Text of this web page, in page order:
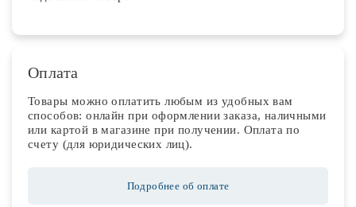
Оплата
Товары можно оплатить любым из удобных вам
способов: онлайн при оформлении заказа, наличными
или картой в магазине при получении. Оплата по
счету (для юридических лиц).
Подробнее об оплате